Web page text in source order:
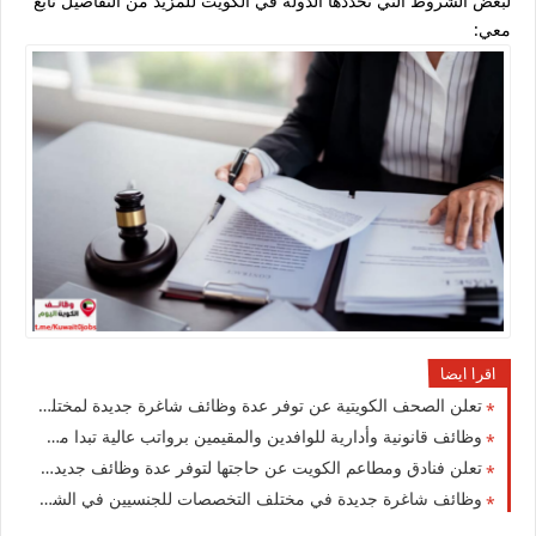
معي:
اقرا ايضا
تعلن الصحف الكويتية عن توفر عدة وظائف شاغرة جديدة لمختلف التخصصات للجنسيين في الكويت
وظائف قانونية وأدارية للوافدين والمقيمين برواتب عالية تبدا من 400 دينار كويتي
تعلن فنادق ومطاعم الكويت عن حاجتها لتوفر عدة وظائف جديدة في مختلف التخصصات بمجالات المطاعم والفنادق في الكويت
وظائف شاغرة جديدة في مختلف التخصصات للجنسيين في الشركة الكويتية لاستيراد السيارات للمقيمين والوافدين في الكويت